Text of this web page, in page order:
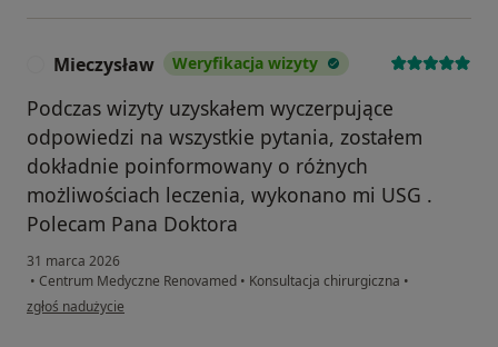
Mieczysław Weryfikacja wizyty
Podczas wizyty uzyskałem wyczerpujące
odpowiedzi na wszystkie pytania, zostałem
dokładnie poinformowany o różnych
możliwościach leczenia, wykonano mi USG .
Polecam Pana Doktora
31 marca 2026
• Centrum Medyczne Renovamed • Konsultacja chirurgiczna •
w opinii użytkownika Mieczysław
zgłoś nadużycie